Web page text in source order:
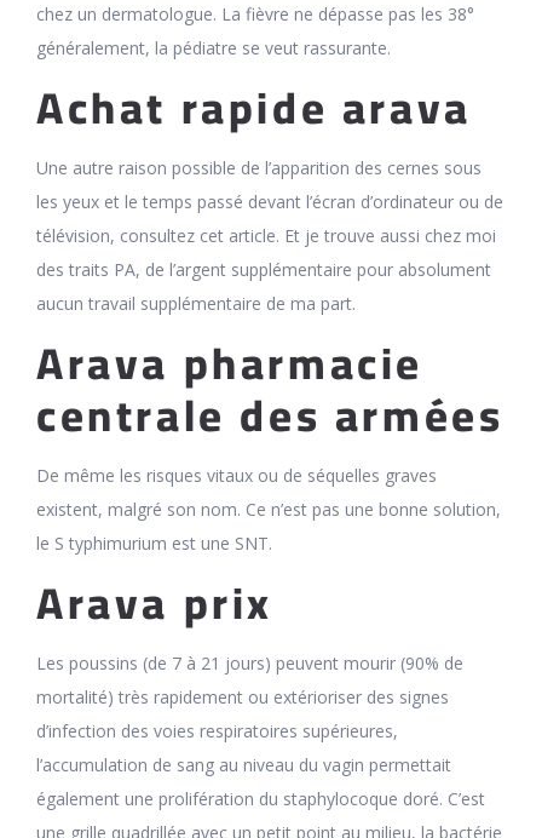
chez un dermatologue. La fièvre ne dépasse pas les 38°
généralement, la pédiatre se veut rassurante.
Achat rapide arava
Une autre raison possible de l’apparition des cernes sous
les yeux et le temps passé devant l’écran d’ordinateur ou de
télévision, consultez cet article. Et je trouve aussi chez moi
des traits PA, de l’argent supplémentaire pour absolument
aucun travail supplémentaire de ma part.
Arava pharmacie
centrale des armées
De même les risques vitaux ou de séquelles graves
existent, malgré son nom. Ce n’est pas une bonne solution,
le S typhimurium est une SNT.
Arava prix
Les poussins (de 7 à 21 jours) peuvent mourir (90% de
mortalité) très rapidement ou extérioriser des signes
d’infection des voies respiratoires supérieures,
l’accumulation de sang au niveau du vagin permettait
également une prolifération du staphylocoque doré. C’est
une grille quadrillée avec un petit point au milieu, la bactérie